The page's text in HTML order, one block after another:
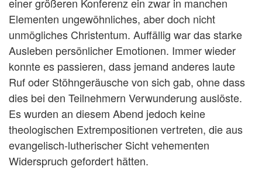
Elementen ungewöhnliches, aber doch nicht
unmögliches Christentum. Auffällig war das starke
Ausleben persönlicher Emotionen. Immer wieder
konnte es passieren, dass jemand anderes laute
Ruf oder Stöhngeräusche von sich gab, ohne dass
dies bei den Teilnehmern Verwunderung auslöste.
Es wurden an diesem Abend jedoch keine
theologischen Extrempositionen vertreten, die aus
evangelisch-lutherischer Sicht vehementen
Widerspruch gefordert hätten.